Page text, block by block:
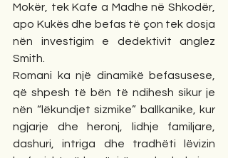
Mokër, tek Kafe a Madhe në Shkodër,
apo Kukës dhe befas të çon tek dosja
nën investigim e dedektivit anglez
Smith.
Romani ka një dinamikë befasusese,
që shpesh të bën të ndihesh sikur je
nën “lëkundjet sizmike” ballkanike, kur
ngjarje dhe heronj, lidhje familjare,
dashuri, intriga dhe tradhëti lëvizin